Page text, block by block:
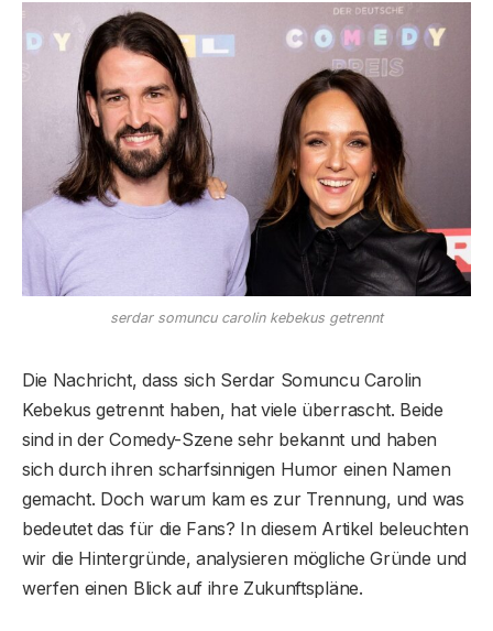
serdar somuncu carolin kebekus getrennt
Die Nachricht, dass sich Serdar Somuncu Carolin
Kebekus getrennt haben, hat viele überrascht. Beide
sind in der Comedy-Szene sehr bekannt und haben
sich durch ihren scharfsinnigen Humor einen Namen
gemacht. Doch warum kam es zur Trennung, und was
bedeutet das für die Fans? In diesem Artikel beleuchten
wir die Hintergründe, analysieren mögliche Gründe und
werfen einen Blick auf ihre Zukunftspläne.